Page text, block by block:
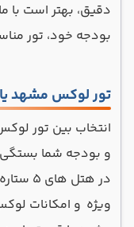
دقیق، بهتر است با
بودجه خود، تور
تور لوکس مشهد
انتخاب بین تور
و بودجه شما
در
ویژه و امکانات